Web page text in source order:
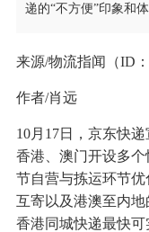
递的“不方便”印象和
来源/物流指闻（ID：
作者/肖远
10月17日，京东快
香港、澳门开设多
节自营与拣运环节
互寄以及港澳至内地
香港同城快递最快